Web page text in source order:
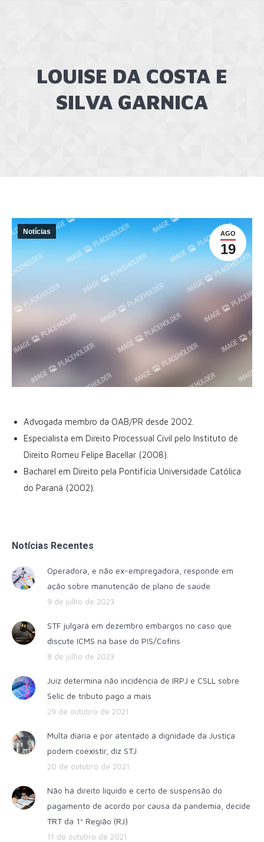
LOUISE DA COSTA E
SILVA GARNICA
AGO
19
Notícias
Advogada membro da OAB/PR desde 2002.
Especialista em Direito Processual Civil pelo Instituto de
Direito Romeu Felipe Bacellar (2008).
Bacharel em Direito pela Pontifícia Universidade Católica
do Paraná (2002).
Notícias Recentes
Operadora, e não ex-empregadora, responde em
ação sobre manutenção de plano de saúde
9 de julho de 2023
STF julgará em dezembro embargos no caso que
discute ICMS na base do PIS/Cofins
8 de julho de 2023
Juiz determina não incidência de IRPJ e CSLL sobre
Selic de tributo pago a mais
29 de outubro de 2021
Multa diária e por atentado à dignidade da Justiça
podem coexistir, diz STJ
20 de outubro de 2021
Não há direito líquido e certo de suspensão do
pagamento de acordo por causa da pandemia, decide
TRT da 1ª Região (RJ)
11 de outubro de 2021